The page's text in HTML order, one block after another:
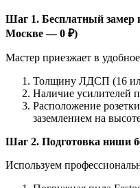
Шаг 1. Бесплатный замер
Москве — 0 ₽)
Мастер приезжает в
Толщину ЛДСП (16
Наличие усилителей
Расположение
заземлением на
Шаг 2. Подготовка ниши
Используем